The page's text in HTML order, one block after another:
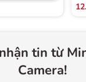
tin từ
Camera!